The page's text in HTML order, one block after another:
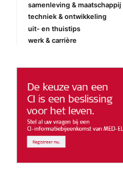
E-mail*
samenleving & maatschappij
techniek & ontwikkeling
uit- en thuistips
werk & carrière